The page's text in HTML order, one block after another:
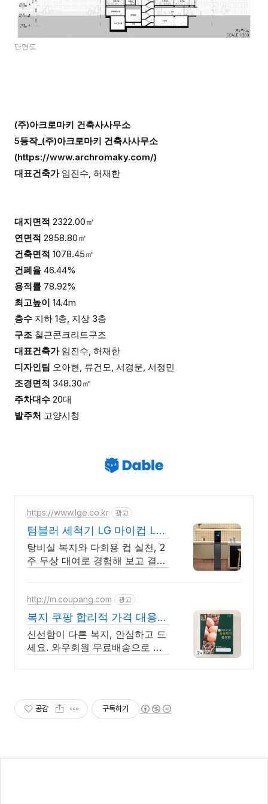
단면도
(주)아크로마키 건축사사무소
5등작_(주)아크로마키 건축사사무소
(https://www.archromaky.com/)
대표건축가임진수, 허재한
대지면적 2322.00㎡
연면적 2958.80㎡
건축면적 1078.45㎡
건폐율 46.44%
용적률 78.92%
최고높이 14.4m
층수 지하 1층, 지상 3층
구조 철근콘크리트구조
대표건축가임진수, 허재한
디자인팀 오아현, 류건모, 서경문, 서정민
조경면적 348.30㎡
주차대수 20대
발주처 고양시청
https://www.lge.co.kr 광고
텀블러 세척기 LG 마이컵 LG
마이컵 무상대여신청
탕비실 복지와 다회용 컵 실천, 2
주 무상 대여로 경험해 보고 결정
http://m.coupang.com 광고
복지 쿠팡 합리적 가격 대용량
계란
신선함이 다른 복지, 안심하고 드
세요. 와우회원 무료배송으로 만
공감 구독하기